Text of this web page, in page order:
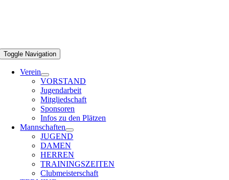
Toggle Navigation
Verein
VORSTAND
Jugendarbeit
Mitgliedschaft
Sponsoren
Infos zu den Plätzen
Mannschaften
JUGEND
DAMEN
HERREN
TRAININGSZEITEN
Clubmeisterschaft